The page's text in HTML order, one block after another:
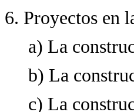
6. Proyectos en
a) La
b) La
c) La